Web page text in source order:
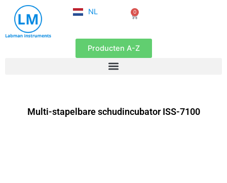
naar
NL
EN
0
Winkelwagen
Producten A-Z
Multi-stapelbare schudincubator ISS-7100